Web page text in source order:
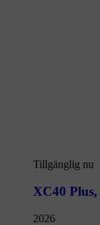
Tillgänglig nu
XC40 Plus,
2026